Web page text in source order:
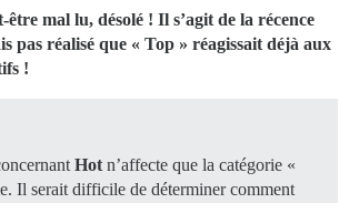
mal lu, désolé ! Il s’agit de la récence
pas réalisé que « Top » réagissait déjà aux
!
Hot n’affecte que la catégorie «
Il serait difficile de déterminer comment